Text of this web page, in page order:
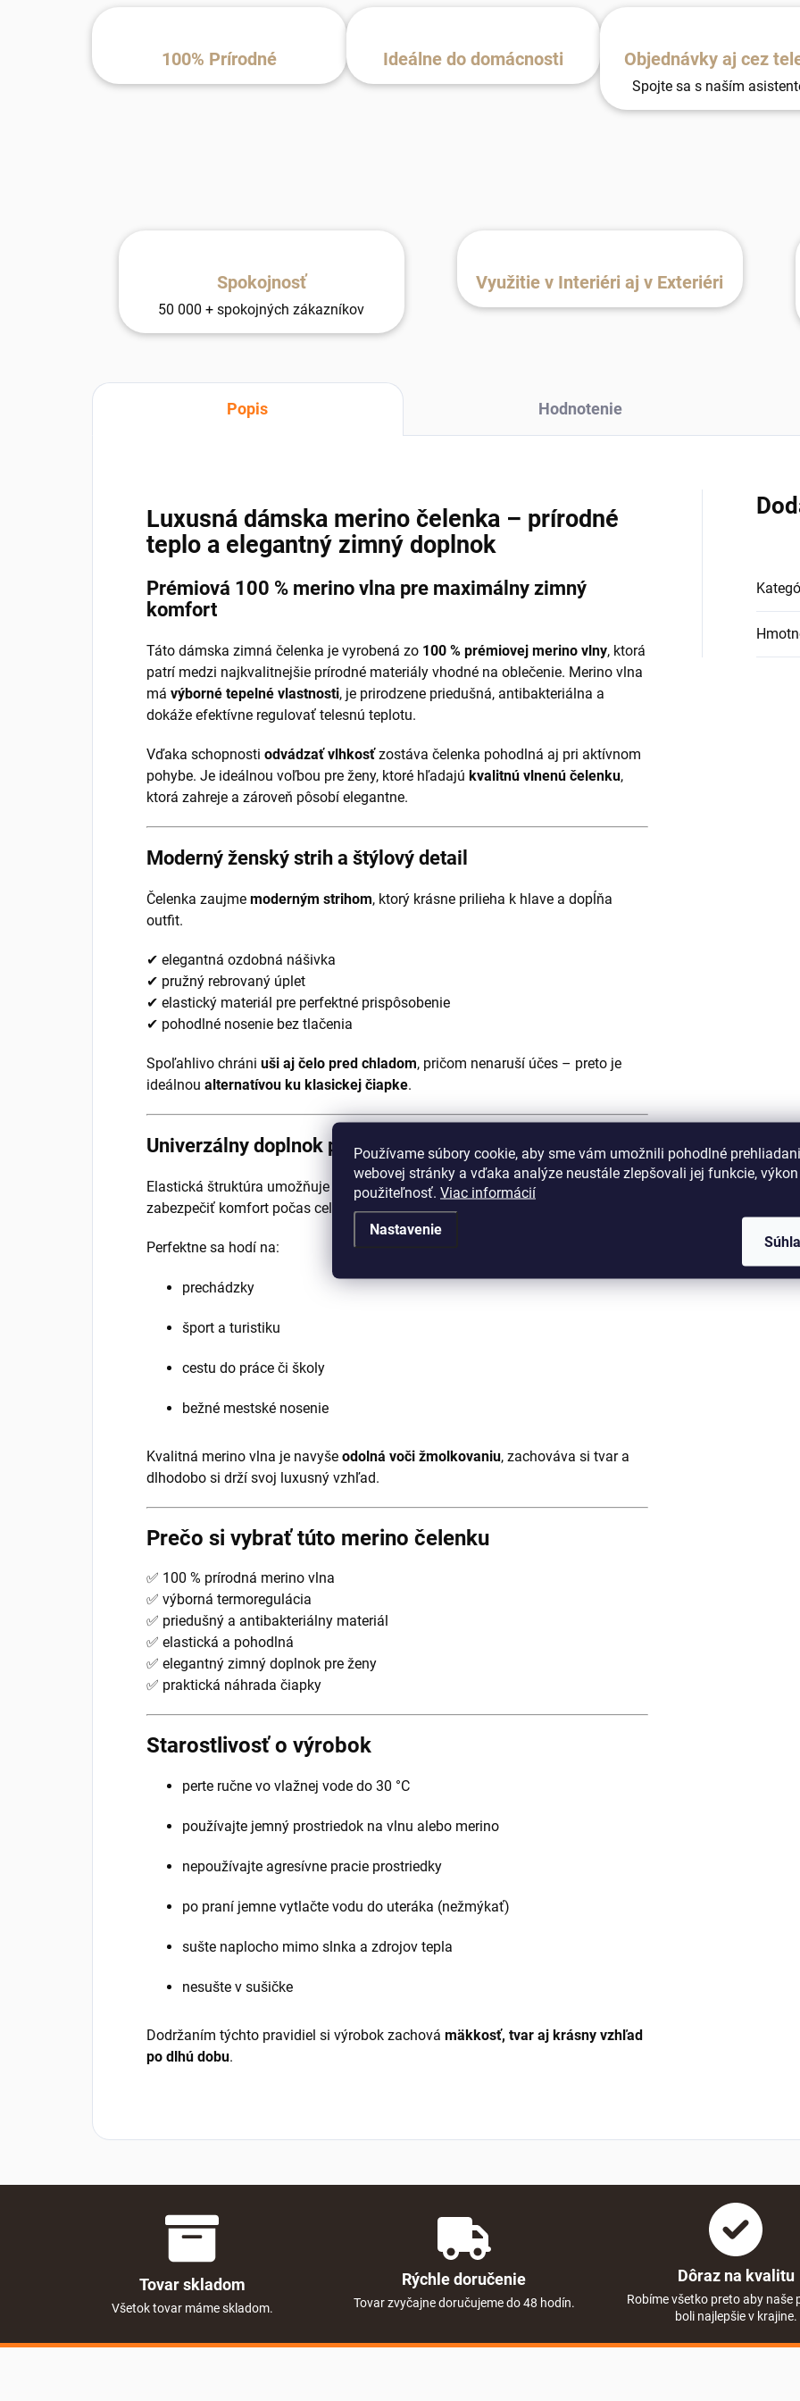
Používame súbory cookie, aby sme vám umožnili pohodlné
webovej stránky a vďaka analýze neustále zlepšovali jej funkcie,
použiteľnosť. Viac informácií
Nastavenie
100% Prírodné Ideálne do domácnosti Objednávky aj cez
Spojte sa s naším
Spokojnosť
50 000 + spokojných zákazníkov
Využitie v Interiéri aj v Exteriéri
Popis Hodnotenie
Luxusná dámska merino čelenka – prírodné
teplo a elegantný zimný doplnok
Prémiová 100 % merino vlna pre maximálny zimný
komfort
Táto dámska zimná čelenka je vyrobená zo 100 % prémiovej merino vlny, ktorá
patrí medzi najkvalitnejšie prírodné materiály vhodné na oblečenie. Merino vlna
má výborné tepelné vlastnosti, je prirodzene priedušná, antibakteriálna a
dokáže efektívne regulovať telesnú teplotu.
Vďaka schopnosti odvádzať vlhkosťzostáva čelenka pohodlná aj pri aktívnom
pohybe. Je ideálnou voľbou pre ženy, ktoré hľadajú kvalitnú vlnenú čelenku,
ktorá zahreje a zároveň pôsobí elegantne.
Moderný ženský strih a štýlový detail
Čelenka zaujme moderným strihom, ktorý krásne prilieha k hlave a dopĺňa
outfit.
✔ elegantná ozdobná nášivka
✔ pružný rebrovaný úplet
✔ elastický materiál pre perfektné prispôsobenie
✔ pohodlné nosenie bez tlačenia
Spoľahlivo chráni uši aj čelo pred chladom, pričom nenaruší účes – preto je
ideálnou alternatívou ku klasickej čiapke.
Univerzálny doplnok pre každodenné nosenie aj šport
Elastická štruktúra umožňuje čelenkeautomaticky sa prispôsobiť tvaru hlavy
zabezpečiť komfort počas celého dňa.
Perfektne sa hodí na:
prechádzky
šport a turistiku
cestu do práce či školy
bežné mestské nosenie
Kvalitná merino vlna je navyše odolná voči žmolkovaniu, zachováva si tvar a
dlhodobo si drží svoj luxusný vzhľad.
Prečo si vybrať túto merino čelenku
✅ 100 % prírodná merino vlna
✅ výborná termoregulácia
✅ priedušný a antibakteriálny materiál
✅ elastická a pohodlná
✅ elegantný zimný doplnok pre ženy
✅ praktická náhrada čiapky
Starostlivosť o výrobok
perte ručne vo vlažnej vode do 30 °C
používajte jemný prostriedok na vlnu alebo merino
nepoužívajte agresívne pracie prostriedky
po praní jemne vytlačte vodu do uteráka (nežmýkať)
sušte naplocho mimo slnka a zdrojov tepla
nesušte v sušičke
Dodržaním týchto pravidiel si výrobok zachová mäkkosť, tvar aj krásny vzhľad
po dlhú dobu.
Tovar skladom
Všetok tovar máme skladom.
Rýchle doručenie
Tovar zvyčajne doručujeme do 48 hodín.
Dôraz na kvalitu
Robíme všetko preto aby naše
boli najlepšie v krajine.